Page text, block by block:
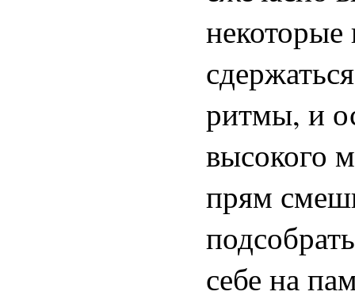
ритмы, и
высокого
прям
себе на